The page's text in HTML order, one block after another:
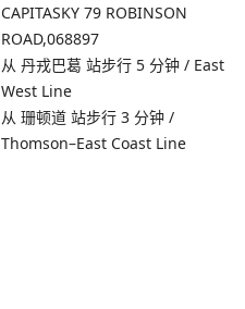
CAPITASKY 79 ROBINSON
ROAD,068897
从 丹戎巴葛 站步行 5 分钟 / East
West Line
从 珊顿道 站步行 3 分钟 /
Thomson–East Coast Line